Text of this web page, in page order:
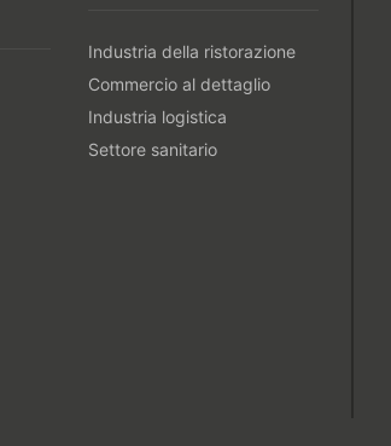
Industria della ristorazione
Commercio al dettaglio
Industria logistica
Settore sanitario